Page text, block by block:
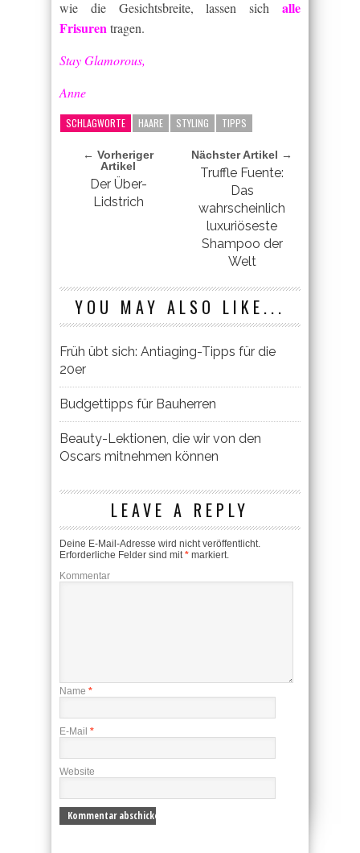
wie die Gesichtsbreite, lassen sich alle
Frisurentragen.
Stay Glamorous,
Anne
SCHLAGWORTE HAARE STYLING TIPPS
← Vorheriger
Artikel
Der Über-
Lidstrich
Nächster Artikel →
Truffle Fuente:
Das
wahrscheinlich
luxuriöseste
Shampoo der
Welt
YOU MAY ALSO LIKE...
Früh übt sich: Antiaging-Tipps für die
20er
Budgettipps für Bauherren
Beauty-Lektionen, die wir von den
Oscars mitnehmen können
LEAVE A REPLY
Deine E-Mail-Adresse wird nicht veröffentlicht.
Erforderliche Felder sind mit* markiert.
Kommentar
Name *
E-Mail *
Website